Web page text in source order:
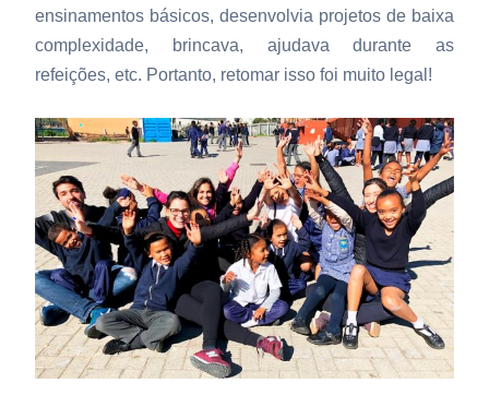
ensinamentos básicos, desenvolvia projetos de baixa
complexidade, brincava, ajudava durante as
refeições, etc. Portanto, retomar isso foi muito legal!